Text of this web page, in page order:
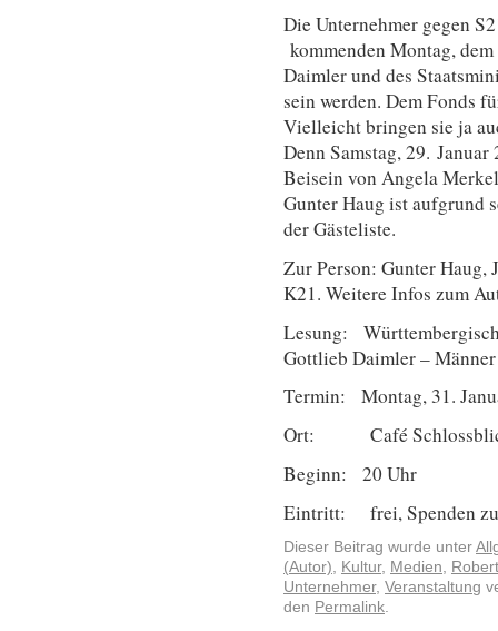
Die Unternehmer gegen
kommenden Montag,
Daimler und des
sein werden. Dem Fonds
Vielleicht bringen sie ja
Denn Samstag, 29.
Beisein von Angela
Gunter Haug ist aufgrund
der Gästeliste.
Zur Person: Gunter
K21. Weitere Infos zum
Lesung:
Gottlieb Daimler –
Termin: Montag, 31.
Ort: Café
Beginn: 20 Uhr
Eintritt: frei, Spenden
Dieser Beitrag wurde unter
(Autor), Kultur, Medien,
Unternehmer, Veranstaltung
den Permalink.